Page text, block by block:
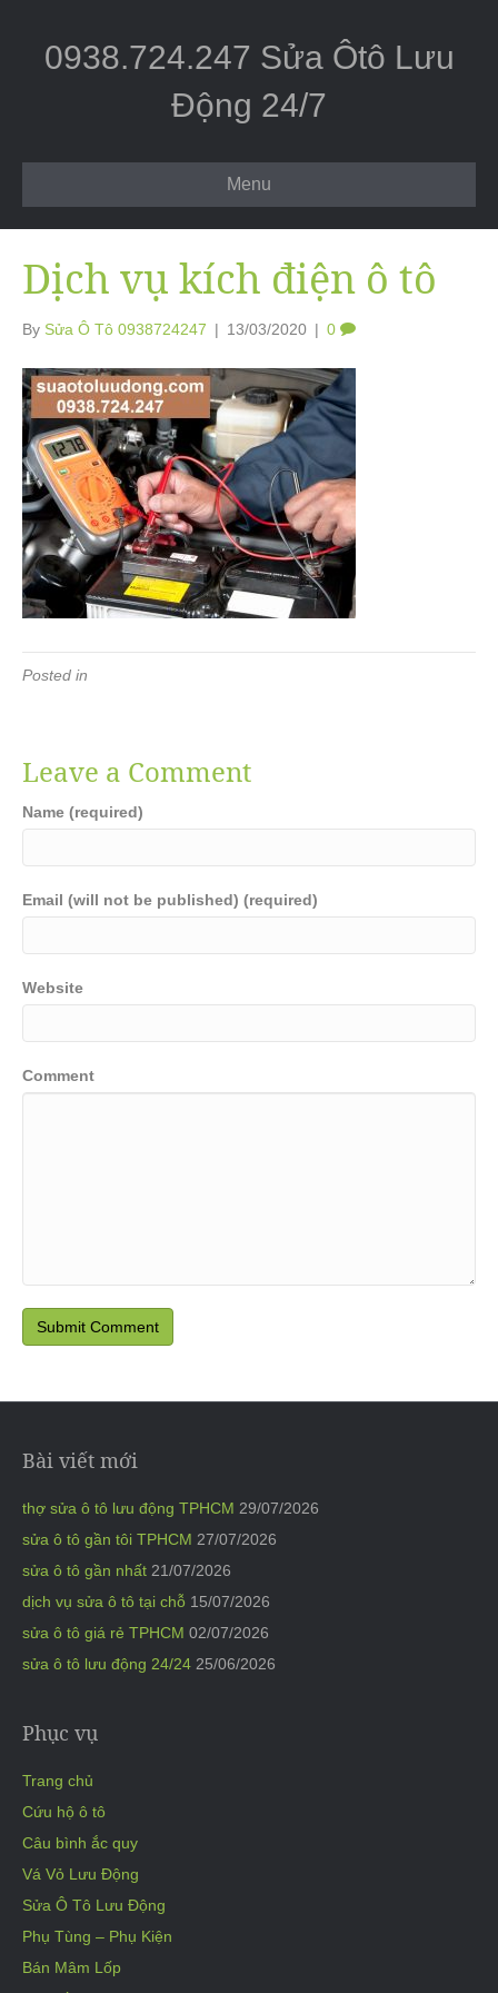
0938.724.247 Sửa Ôtô Lưu
Động 24/7
Menu
Dịch vụ kích điện ô tô
By Sửa Ô Tô 0938724247 | 13/03/2020 | 0
Posted in
Leave a Comment
Name (required)
Email (will not be published) (required)
Website
Comment
Bài viết mới
thợ sửa ô tô lưu động TPHCM 29/07/2026
sửa ô tô gần tôi TPHCM 27/07/2026
sửa ô tô gần nhất 21/07/2026
dịch vụ sửa ô tô tại chỗ 15/07/2026
sửa ô tô giá rẻ TPHCM 02/07/2026
sửa ô tô lưu động 24/24 25/06/2026
Phục vụ
Trang chủ
Cứu hộ ô tô
Câu bình ắc quy
Vá Vỏ Lưu Động
Sửa Ô Tô Lưu Động
Phụ Tùng – Phụ Kiện
Bán Mâm Lốp